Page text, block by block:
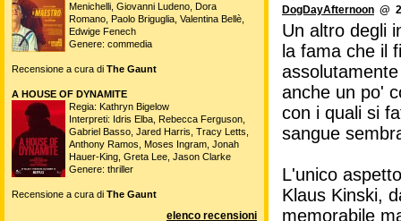
DogDayAfternoon @
Un altro degli
la fama che il
anche un po'
con i quali si
sangue
L'unico
Klaus Kinski,
memorabile
Menichelli, Giovanni Ludeno, Dora
Romano, Paolo Briguglia, Valentina Bellè,
Edwige Fenech
Genere: commedia
Recensione a cura di The Gaunt
A HOUSE OF DYNAMITE
Regia: Kathryn Bigelow
Interpreti: Idris Elba, Rebecca Ferguson,
Gabriel Basso, Jared Harris, Tracy Letts,
Anthony Ramos, Moses Ingram, Jonah
Hauer-King, Greta Lee, Jason Clarke
Genere: thriller
Recensione a cura di The Gaunt
elenco recensioni